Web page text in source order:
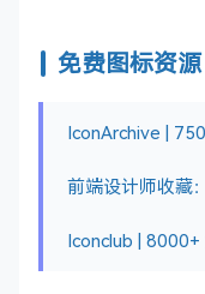
免费图标资源
IconArchive |
前端设计师收藏
Iconclub |